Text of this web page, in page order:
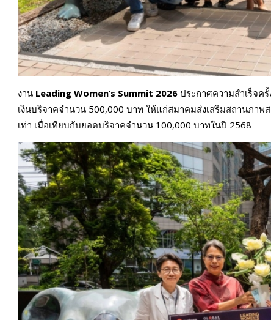
งาน Leading Women’s Summit 2026 ประกาศความสำเร็จค
เงินบริจาคจำนวน 500,000 บาท ให้แก่สมาคมส่งเสริมสถานภา
เท่า เมื่อเทียบกับยอดบริจาคจำนวน 100,000 บาทในปี 2568